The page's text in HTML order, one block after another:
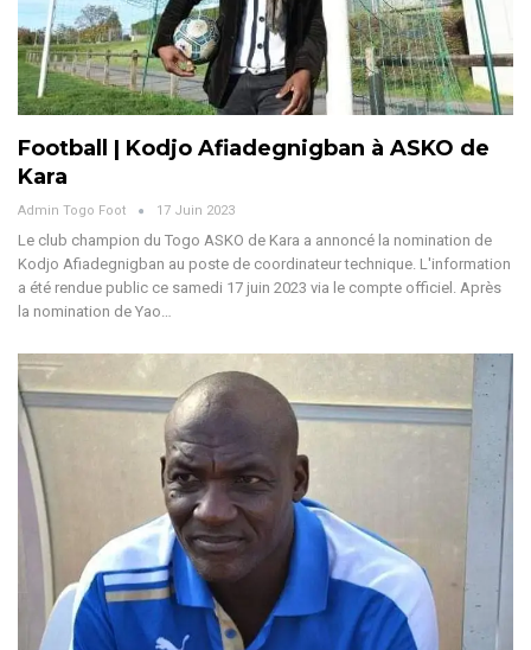
Football | Kodjo Afiadegnigban à ASKO de
Kara
Admin Togo Foot 17 Juin 2023
Le club champion du Togo ASKO de Kara a annoncé la nomination de
Kodjo Afiadegnigban au poste de coordinateur technique. L'information
a été rendue public ce samedi 17 juin 2023 via le compte officiel. Après
la nomination de Yao…